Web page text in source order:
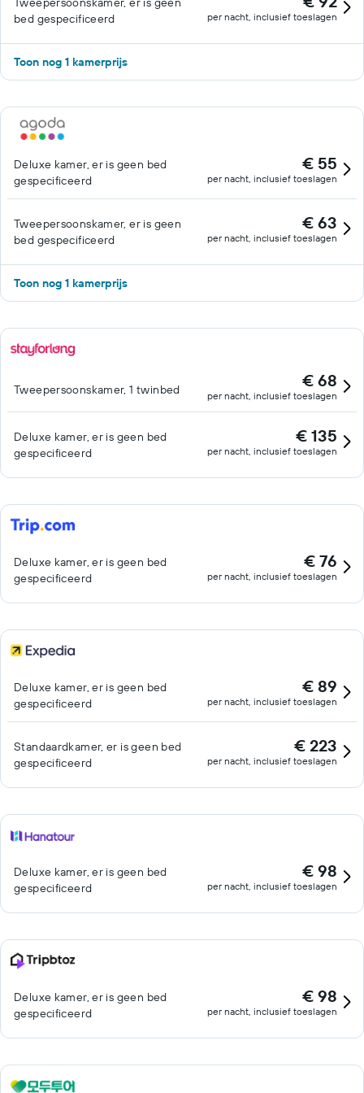
bed gespecificeerd
per nacht, inclusief toeslagen
Toon nog 1 kamerprijs
Deluxe kamer, er is geen bed
gespecificeerd
€ 55
per nacht, inclusief toeslagen
Tweepersoonskamer, er is geen
bed gespecificeerd
€ 63
per nacht, inclusief toeslagen
Toon nog 1 kamerprijs
Tweepersoonskamer, 1 twinbed € 68
per nacht, inclusief toeslagen
Deluxe kamer, er is geen bed
gespecificeerd
€ 135
per nacht, inclusief toeslagen
Deluxe kamer, er is geen bed
gespecificeerd
€ 76
per nacht, inclusief toeslagen
Deluxe kamer, er is geen bed
gespecificeerd
€ 89
per nacht, inclusief toeslagen
Standaardkamer, er is geen bed
gespecificeerd
€ 223
per nacht, inclusief toeslagen
Deluxe kamer, er is geen bed
gespecificeerd
€ 98
per nacht, inclusief toeslagen
Deluxe kamer, er is geen bed
gespecificeerd
€ 98
per nacht, inclusief toeslagen